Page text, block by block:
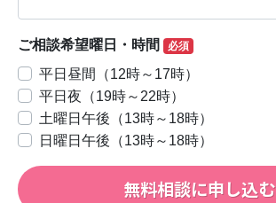
ご相談希望曜日・時間 必須
平日昼間（12時～17時）
平日夜（19時～22時）
土曜日午後（13時～18時）
日曜日午後（13時～18時）
無料相談に申し込む